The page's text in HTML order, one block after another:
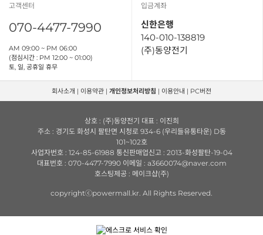
고객센터
070-4477-7990
AM 09:00 ~ PM 06:00
(점심시간 : PM 12:00 ~ 01:00)
토, 일, 공휴일 휴무
입금계좌
신한은행
140-010-138819
(주)동양전기
회사소개 | 이용약관 | 개인정보처리방침 | 이용안내 | PC버전
상호 : (주)동양전기 대표 : 이진희
주소 : 경기도 화성시 팔탄면 시청로 934-6 (우리들유통타운) D동
101~102호
사업자번호 : 124-85-61988 통신판매업신고 : 2013-화성팔탄-19-04
대표번호 : 070-4477-7990 이메일 : a3660074@naver.com
호스팅제공 : 메이크샵(주)
copyrightⓒpowermall.kr. All Rights Reserved.